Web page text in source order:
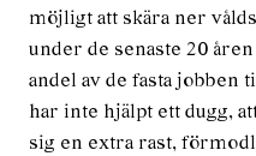
möjligt att skära ner
under de senaste 20
andel av de fasta jobben
har inte hjälpt ett dugg,
sig en extra rast,